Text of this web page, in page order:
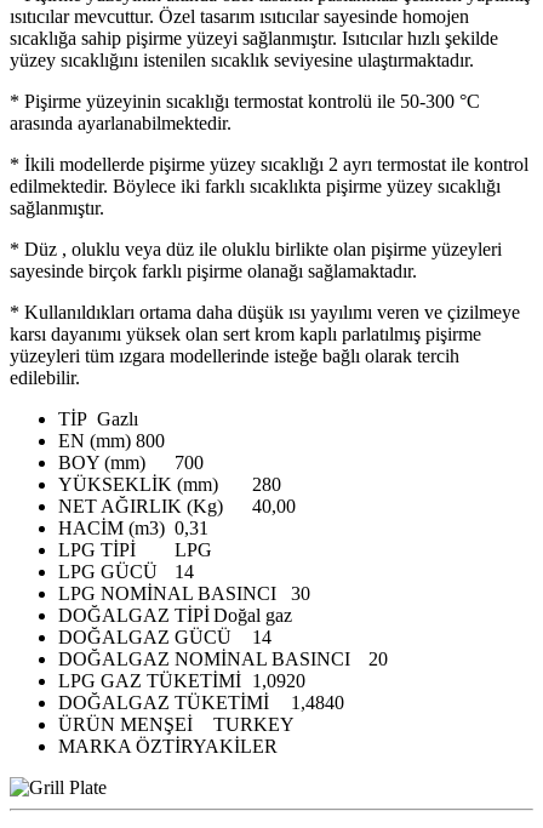
ısıtıcılar mevcuttur. Özel tasarım ısıtıcılar sayesinde homojen
sıcaklığa sahip pişirme yüzeyi sağlanmıştır. Isıtıcılar hızlı şekilde
yüzey sıcaklığını istenilen sıcaklık seviyesine ulaştırmaktadır.
* Pişirme yüzeyinin sıcaklığı termostat kontrolü ile 50-300 °C
arasında ayarlanabilmektedir.
* İkili modellerde pişirme yüzey sıcaklığı 2 ayrı termostat ile kontrol
edilmektedir. Böylece iki farklı sıcaklıkta pişirme yüzey sıcaklığı
sağlanmıştır.
* Düz , oluklu veya düz ile oluklu birlikte olan pişirme yüzeyleri
sayesinde birçok farklı pişirme olanağı sağlamaktadır.
* Kullanıldıkları ortama daha düşük ısı yayılımı veren ve çizilmeye
karsı dayanımı yüksek olan sert krom kaplı parlatılmış pişirme
yüzeyleri tüm ızgara modellerinde isteğe bağlı olarak tercih
edilebilir.
TİP Gazlı
EN (mm) 800
BOY (mm)
700
YÜKSEKLİK (mm)
280
NET AĞIRLIK (Kg)
40,00
HACİM (m3) 0,31
LPG TİPİ
LPG
LPG GÜCÜ
14
LPG NOMİNAL BASINCI
30
DOĞALGAZ TİPİDoğal gaz
DOĞALGAZ GÜCÜ
14
DOĞALGAZ NOMİNAL BASINCI
20
LPG GAZ TÜKETİMİ 1,0920
DOĞALGAZ TÜKETİMİ
1,4840
ÜRÜN MENŞEİ
TURKEY
MARKA ÖZTİRYAKİLER